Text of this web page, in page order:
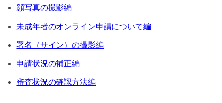
顔写真の撮影編
未成年者のオンライン申請について編
署名（サイン）の撮影編
申請状況の補正編
審査状況の確認方法編